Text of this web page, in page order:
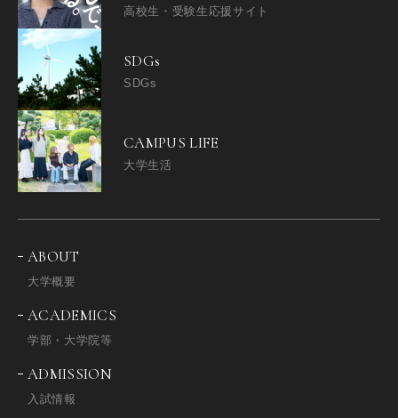
高校生・受験生応援サイト
SDGs
SDGs
CAMPUS LIFE
大学生活
ABOUT
大学概要
ACADEMICS
学部・大学院等
ADMISSION
入試情報